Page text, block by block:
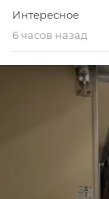
Интересное
6 часов назад